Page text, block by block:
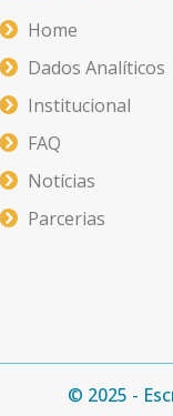
Home
Dados Analíticos
Institucional
FAQ
Notícias
Parcerias
© 2025 -